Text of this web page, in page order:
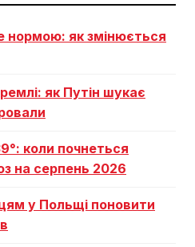
нормою: як змінюється
як Путін шукає
коли почнеться
на серпень 2026
у Польщі поновити